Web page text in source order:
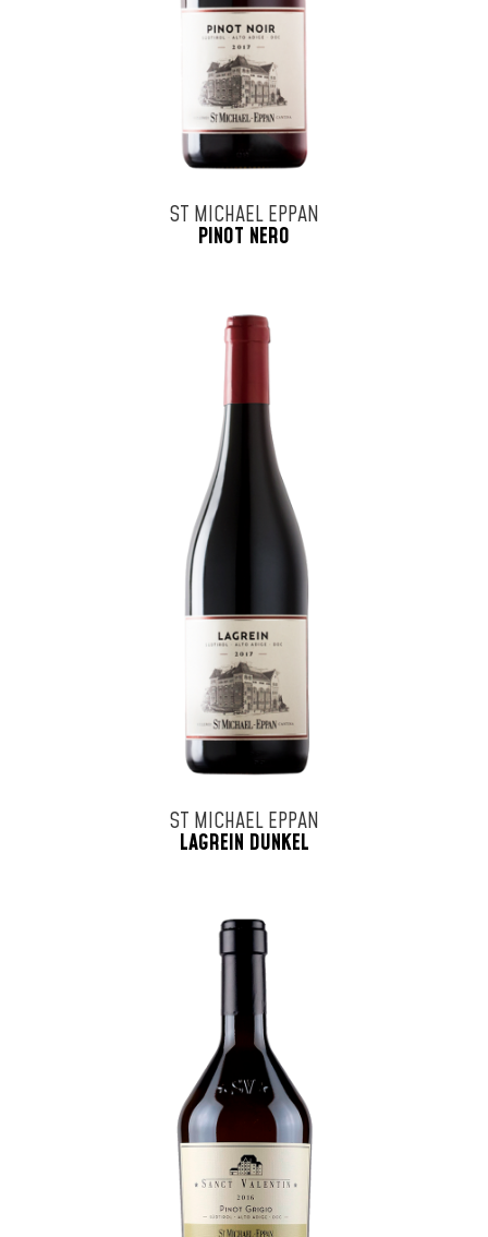
ST MICHAEL EPPAN
PINOT NERO
ST MICHAEL EPPAN
LAGREIN DUNKEL